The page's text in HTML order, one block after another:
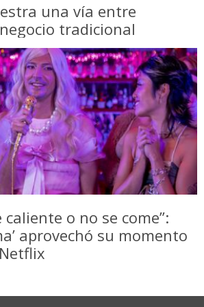
una vía entre
tradicional
caliente o no se come”:
aprovechó su momento